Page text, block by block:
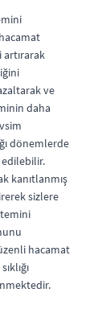
artırarak
ve
daha
dönemlerde
kanıtlanmış
sizlere
hacamat